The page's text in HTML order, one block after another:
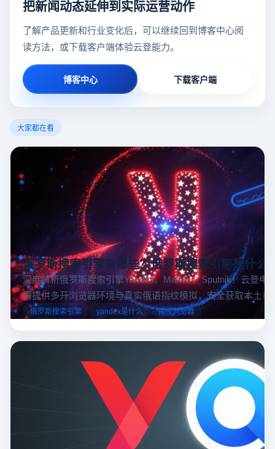
把新闻动态延伸到实际运营动作
了解产品更新和行业变化后，可以继续回到博客中心阅
读方法，或下载客户端体验云登能力。
博客中心 下载客户端
大家都在看
俄罗斯搜索引擎有哪些？俄罗斯搜索引擎是什么
深度解析俄罗斯搜索引擎Yandex、Mail.ru 、Sputnik！云登电
器提供多开浏览器环境与真实俄语指纹模拟，安全获取本土市
据，助力跨境电商精准决策。
俄罗斯搜索引擎 yandex是什么 指纹浏览器